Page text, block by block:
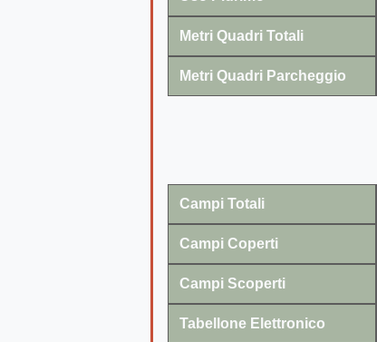
Metri Quadri Totali
Metri Quadri Parcheggio
Campi Totali
Campi Coperti
Campi Scoperti
Tabellone Elettronico